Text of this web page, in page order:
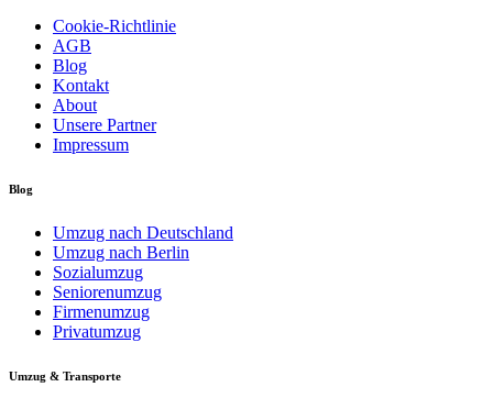
Cookie-Richtlinie
AGB
Blog
Kontakt
About
Unsere Partner
Impressum
Blog
Umzug nach Deutschland
Umzug nach Berlin
Sozialumzug
Seniorenumzug
Firmenumzug
Privatumzug
Umzug & Transporte